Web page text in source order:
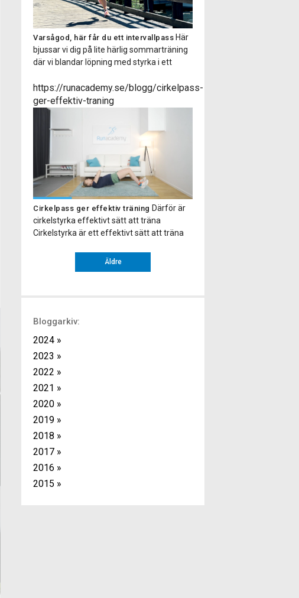
Varsågod, här får du ett intervallpass Här
bjussar vi dig på lite härlig sommarträning
där vi blandar löpning med styrka i ett
i ett par hörlurar så får du alla instruktioner
via en smidig ljudfil. Hoppas du tar tillfället i
akt och testar på ett intervallpass med oss.
https://runacademy.se/blogg/cirkelpass-
ger-effektiv-traning
Cirkelpass ger effektiv träning Därför är
cirkelstyrka effektivt sätt att träna
Cirkelstyrka är ett effektivt sätt att träna
gör ett antal övningar efter varandra eller
med kort vila mellan varje övning. Fördelen
Äldre
Bloggarkiv:
2024 »
2023 »
2022 »
2021 »
2020 »
2019 »
2018 »
2017 »
2016 »
2015 »